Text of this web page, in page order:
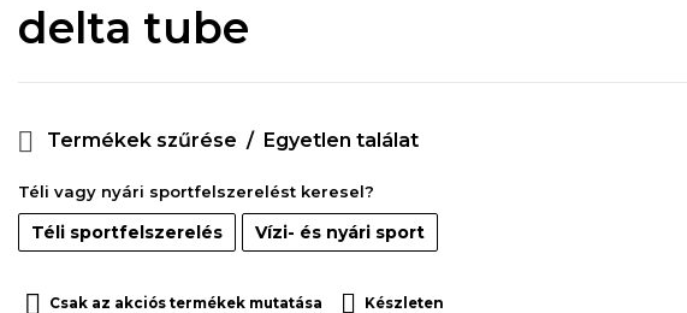
delta tube
Termékek szűrése Egyetlen találat
Téli vagy nyári sportfelszerelést keresel?
Téli sportfelszerelés Vízi- és nyári sport
Csak az akciós termékek mutatása Készleten